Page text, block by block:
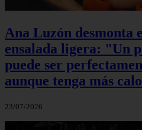
Ana Luzón desmonta
ensalada ligera: "Un
puede ser
aunque tenga más
23/07/2026